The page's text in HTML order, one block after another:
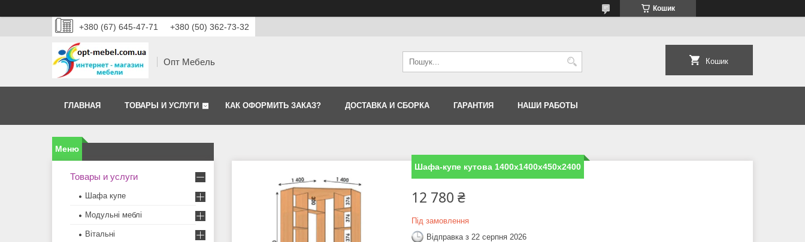
Кошик
+380 (67) 645-47-71 +380 (50) 362-73-32
Опт Мебель Кошик
ГЛАВНАЯ ТОВАРЫ И УСЛУГИ КАК ОФОРМИТЬ ЗАКАЗ? ДОСТАВКА И СБОРКА ГАРАНТИЯ НАШИ РАБОТЫ
Шафа-купе кутова 1400х1400х450х2400
12 780 ₴
Під замовлення
Відправка з 22 серпня 2026
Товары и услуги
Шафа купе
Модульні меблі
Вітальні